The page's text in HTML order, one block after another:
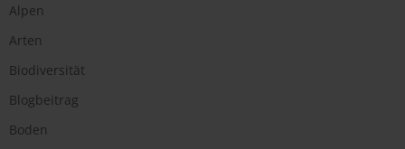
Alpen
Arten
Biodiversität
Blogbeitrag
Boden